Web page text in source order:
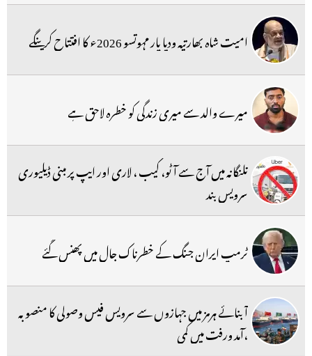
امیت شاہ بھارتیہ ودیا پار مہوتسو 2026ء کا افتتاح کرینگے
میرے والد سے میری زندگی کو خطرہ لاحق ہے
تلنگانہ میں آج سے آٹو، کیب ، لاری اور ایپ پر مبنی ڈیلیوری
سرویس بند
ٹرمپ ایران جنگ کے خطرناک جال میں پھنس گئے
آبنائے ہرمز میں جہازوں سے سرویس فیس وصولی کا منصوبہ
،آمد ورفت میں کمی